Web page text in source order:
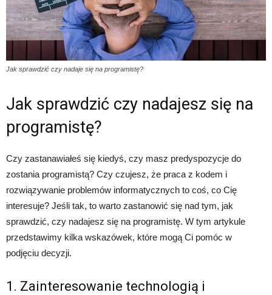
Jak sprawdzić czy nadaje się na programistę?
Jak sprawdzić czy nadajesz się na
programistę?
Czy zastanawiałeś się kiedyś, czy masz predyspozycje do
zostania programistą? Czy czujesz, że praca z kodem i
rozwiązywanie problemów informatycznych to coś, co Cię
interesuje? Jeśli tak, to warto zastanowić się nad tym, jak
sprawdzić, czy nadajesz się na programistę. W tym artykule
przedstawimy kilka wskazówek, które mogą Ci pomóc w
podjęciu decyzji.
1. Zainteresowanie technologią i